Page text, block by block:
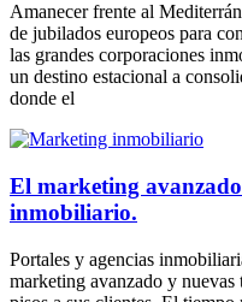
Amanecer frente al
de jubilados europeos para
las grandes corporaciones
un destino estacional a
donde el
El marketing
inmobiliario.
Portales y agencias
marketing avanzado y